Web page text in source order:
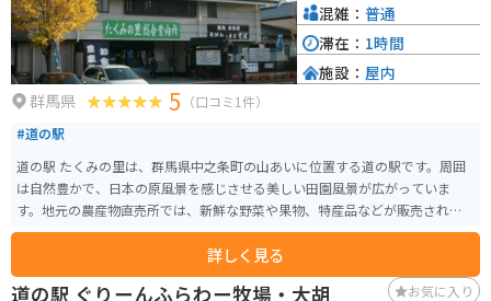
き、自然の中でリラックスした時間を過ごすことができます。アクセスも良好
で、関越自動車道渋川伊香保ICから車で15分という便利さです。牧場の近く
には人気の伊香保温泉もあるため、ツーリングや温泉旅行の合間に立ち寄る
スポットとしてもちょうど良い立地のスポットです。
群馬県 5 （口コミ1件）
#道の駅
道の駅 たくみの里は、群馬県中之条町の山あいに位置する道の駅です。周囲
は自然豊かで、日本の原風景を感じさせる美しい田園風景が広がっていま
す。地元の農産物直売所では、新鮮な野菜や果物、特産品などが販売されて
おり、お土産探しにも最適です。 また、たくみの里には、そば打ちやこんに
ゃく作りなどを体験できる工房が点在しており、大人から子供まで楽しむこ
とができます。バイクで訪れる場合は、周辺のワインディングロードを気持
詳しく見る
混雑： 普通
滞在： 1時間
施設： 屋内
道の駅 ぐりーんふらわー牧場・大胡 お気に入り